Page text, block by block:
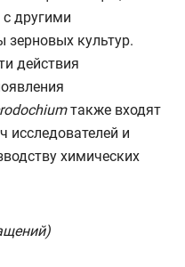
другими
зерновых культур.
действия
также входят
исследователей и
химических